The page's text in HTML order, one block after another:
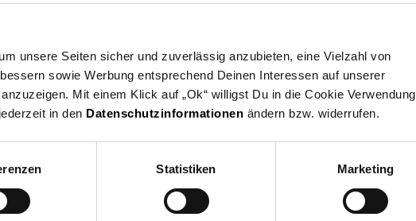
unsere Seiten sicher und zuverlässig anzubieten, eine Vielzahl von
sowie Werbung entsprechend Deinen Interessen auf unserer
Mit einem Klick auf „Ok“ willigst Du in die Cookie Verwendung
in den Datenschutzinformationen ändern bzw. widerrufen.
Statistiken Marketing
Laden Sie Freunde und Familie zu einem schönen gemeinsamen
8 emaillierte Pfännchen dazu. Alles lässt sich leicht reinigen, da die Teile